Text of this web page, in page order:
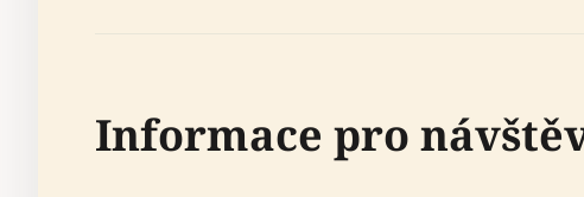
Informace pro